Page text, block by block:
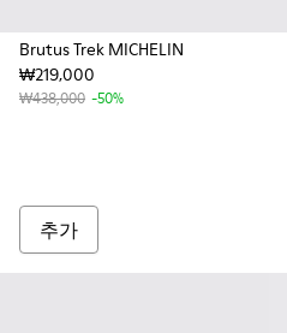
Brutus Trek MICHELIN
₩219,000
₩438,000 -50%
추가